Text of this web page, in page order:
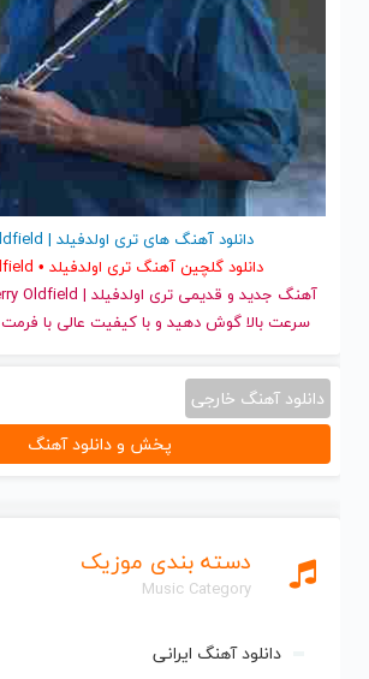
دسته بندی موزیک
Music Category
دانلود آهنگ ایرانی
دانلود آهنگ های تری اولدفیلد | Terry Oldfield
دانلود گلچین آهنگ تری اولدفیلد • Terry Oldfield
آهنگ جدید
سرعت بالا گوش دهید و با کیفیت عالی با فرمت mp3 دانلود کنید
دانلود آهنگ خارجی
پخش و دانلود آهنگ